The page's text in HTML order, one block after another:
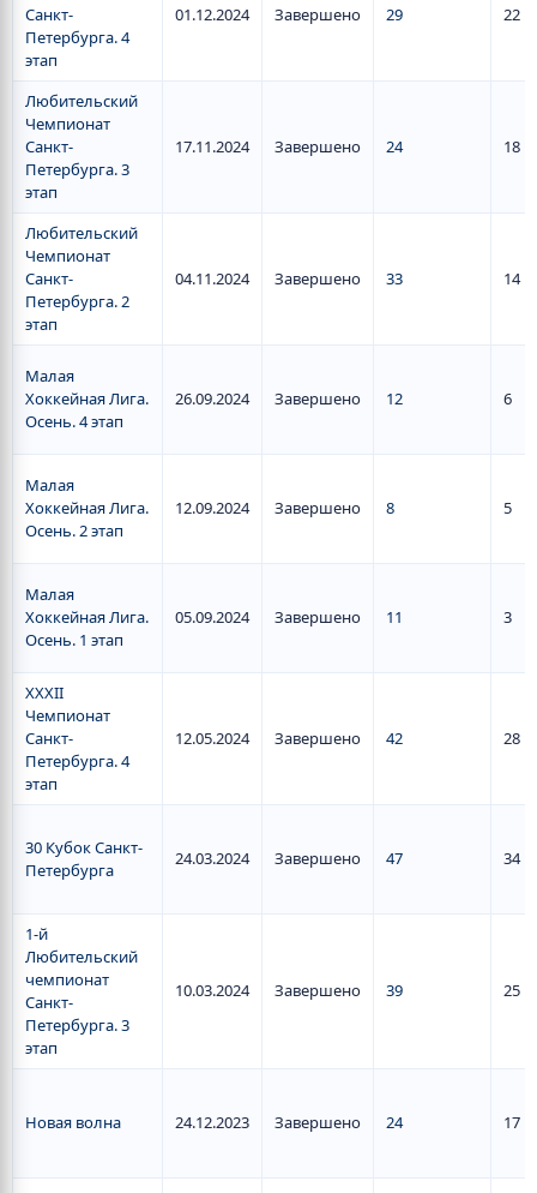
Санкт-
Петербурга. 4
этап
01.12.2024 Завершено 29 22
Любительский
Чемпионат
Санкт-
Петербурга. 3
этап
17.11.2024 Завершено 24 18
Любительский
Чемпионат
Санкт-
Петербурга. 2
этап
04.11.2024 Завершено 33 14
Малая
Хоккейная Лига.
Осень. 4 этап
26.09.2024 Завершено 12 6
Малая
Хоккейная Лига.
Осень. 2 этап
12.09.2024 Завершено 8 5
Малая
Хоккейная Лига.
Осень. 1 этап
05.09.2024 Завершено 11 3
ХХХII
Чемпионат
Санкт-
Петербурга. 4
этап
12.05.2024 Завершено 42 28
30 Кубок Санкт-
Петербурга
24.03.2024 Завершено 47 34
1-й
Любительский
чемпионат
Санкт-
Петербурга. 3
этап
10.03.2024 Завершено 39 25
Новая волна 24.12.2023 Завершено 24 17